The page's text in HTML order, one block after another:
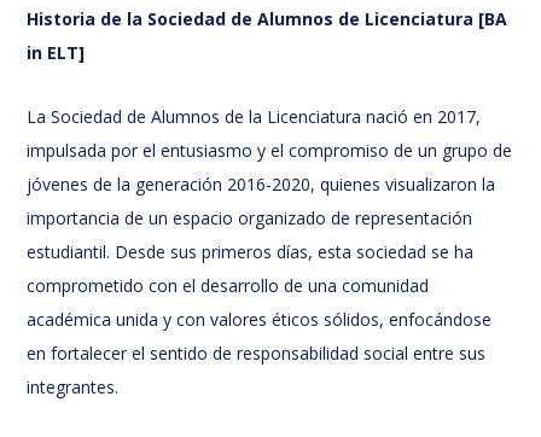
Historia de la Sociedad de Alumnos de Licenciatura [BA
in ELT]
La Sociedad de Alumnos de la Licenciatura nació en 2017,
impulsada por el entusiasmo y el compromiso de un grupo de
jóvenes de la generación 2016-2020, quienes visualizaron la
importancia de un espacio organizado de representación
estudiantil. Desde sus primeros días, esta sociedad se ha
comprometido con el desarrollo de una comunidad
académica unida y con valores éticos sólidos, enfocándose
en fortalecer el sentido de responsabilidad social entre sus
integrantes.